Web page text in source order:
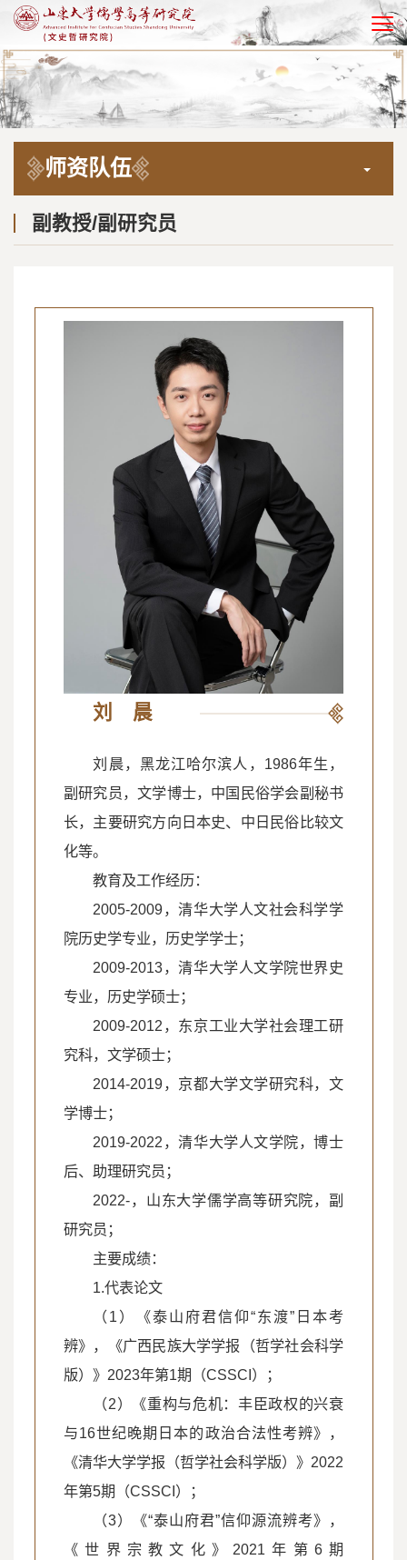
EN
师资队伍
副教授/副研究员
刘 晨
刘晨，黑龙江哈尔滨人，1986年生，
副研究员，文学博士，中国民俗学会副秘书
长，主要研究方向日本史、中日民俗比较文
化等。
教育及工作经历：
2005-2009，清华大学人文社会科学学
院历史学专业，历史学学士；
2009-2013，清华大学人文学院世界史
专业，历史学硕士；
2009-2012，东京工业大学社会理工研
究科，文学硕士；
2014-2019，京都大学文学研究科，文
学博士；
2019-2022，清华大学人文学院，博士
后、助理研究员；
2022-，山东大学儒学高等研究院，副
研究员；
主要成绩：
1.代表论文
（1）《泰山府君信仰“东渡”日本考
辨》，《广西民族大学学报（哲学社会科学
版）》2023年第1期（CSSCI）；
（2）《重构与危机：丰臣政权的兴衰
与16世纪晚期日本的政治合法性考辨》，
《清华大学学报（哲学社会科学版）》2022
年第5期（CSSCI）；
（3）《“泰山府君”信仰源流辨考》，
《世界宗教文化》2021年第6期